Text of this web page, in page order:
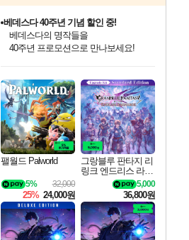
최대 90% 할인가를 만나보세요!
네이버혜택과 함께 만나보세요!
50%할인&추가 적립까지!
네이버 포인트 혜택까지!
이니&베니 혜택까지!
네이버 혜택가와 함께 예약하세요!
할인&네이버혜택으로 만나보세요!
네이버페이 혜택과 만나보세요!
베데스다 40주년 기념 할인 중!
베데스다의 명작들을
40주년 프로모션으로 만나보세요!
할인가에 만나보세요!
일부 에디션 상시 할인!
혜택으로 예약 판매 중
편안하게 충전하세요
팰월드 Palworld
32,000
5%
25% 24,000원
그랑블루 판타지 리
링크 엔드리스 라그
나로크 업그레이드
킷 Granblue Fantasy
Relink Endless Ragn
arok Upgrade Kit DL
C
5,000
36,800원